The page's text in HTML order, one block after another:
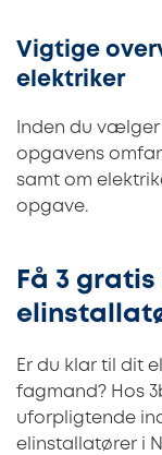
Vigtige
elektriker
Inden du
opgavens
samt om
opgave.
Få 3
Er du klar til dit
fagmand? Hos
uforpligtende
elinstallatører i